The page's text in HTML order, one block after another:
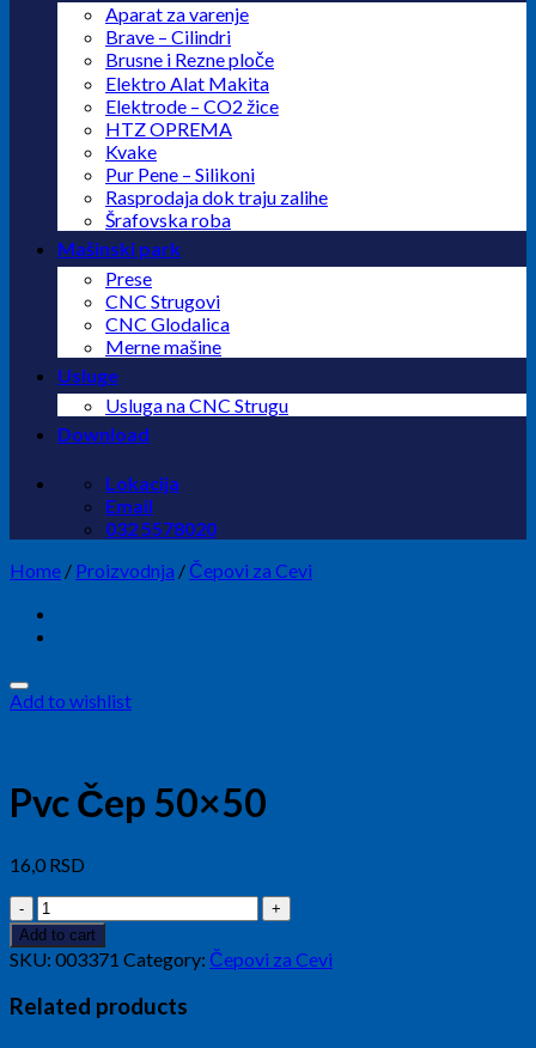
Aparat za varenje
Brave – Cilindri
Brusne i Rezne ploče
Elektro Alat Makita
Elektrode – CO2 žice
HTZ OPREMA
Kvake
Pur Pene – Silikoni
Rasprodaja dok traju zalihe
Šrafovska roba
Mašinski park
Prese
CNC Strugovi
CNC Glodalica
Merne mašine
Usluge
Usluga na CNC Strugu
Download
Lokacija
Email
032 5578020
Home / Proizvodnja / Čepovi za Cevi
Add to wishlist
Pvc Čep 50×50
16,0 RSD
Pvc
Čep
50x50
quantity
Add to cart
SKU: 003371 Category: Čepovi za Cevi
Related products